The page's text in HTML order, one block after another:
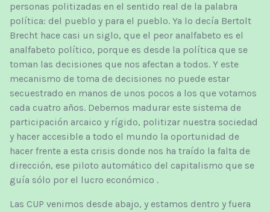
personas politizadas en el sentido real de la palabra
política: del pueblo y para el pueblo. Ya lo decía Bertolt
Brecht hace casi un siglo, que el peor analfabeto es el
analfabeto político, porque es desde la política que se
toman las decisiones que nos afectan a todos. Y este
mecanismo de toma de decisiones no puede estar
secuestrado en manos de unos pocos a los que votamos
cada cuatro años. Debemos madurar este sistema de
participación arcaico y rígido, politizar nuestra sociedad
y hacer accesible a todo el mundo la oportunidad de
hacer frente a esta crisis donde nos ha traído la falta de
dirección, ese piloto automático del capitalismo que se
guía sólo por el lucro económico .
Las CUP venimos desde abajo, y estamos dentro y fuera